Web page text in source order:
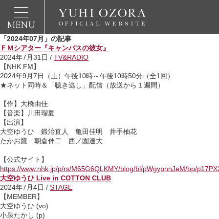
MENU
「2024年07月」の記事
ＦＭシアター『キャンバスの彼女』
2024年7月31日 / TV&RADIO
【NHK FM】
2024年9月7日（土）午後10時～午後10時50分（全1回）
★ネット同時＆「聴き逃し」配信（放送から１週間）
【作】大橋由佳
【音楽】川田瑠夏
【出演】
大空ゆうひ 鍛治直人 亀田佳明 井手柚花
たかお鷹 朝倉伸二 西ノ園達大
【公式サイト】
https://www.nhk.jp/p/rs/M65G6QLKMY/blog/bl/pWgypnnJeM/bp/
大空ゆうひ Live in COTTON CLUB
2024年7月4日 / STAGE
【MEMBER】
大空ゆうひ (vo)
小泉たかし (p)